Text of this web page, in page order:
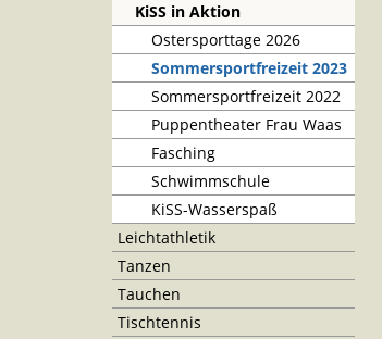
KiSS in Aktion
Ostersporttage 2026
Sommersportfreizeit 2023
Sommersportfreizeit 2022
Puppentheater Frau Waas
Fasching
Schwimmschule
KiSS-Wasserspaß
Leichtathletik
Tanzen
Tauchen
Tischtennis